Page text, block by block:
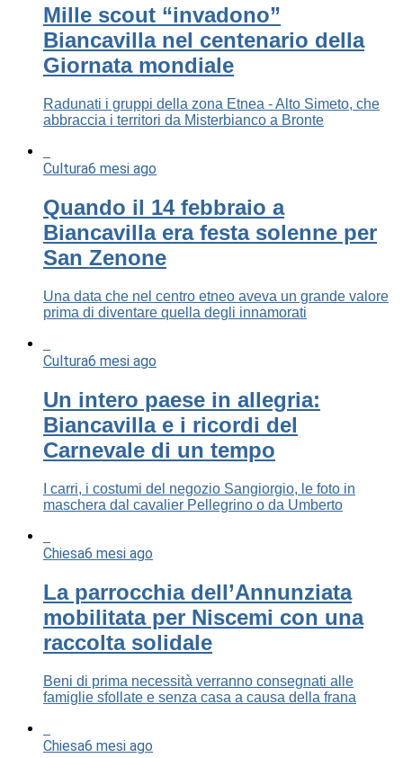
Mille scout “invadono”
Biancavilla nel centenario della
Giornata mondiale
Radunati i gruppi della zona Etnea - Alto Simeto, che
abbraccia i territori da Misterbianco a Bronte
Cultura6 mesi ago
Quando il 14 febbraio a
Biancavilla era festa solenne per
San Zenone
Una data che nel centro etneo aveva un grande valore
prima di diventare quella degli innamorati
Cultura6 mesi ago
Un intero paese in allegria:
Biancavilla e i ricordi del
Carnevale di un tempo
I carri, i costumi del negozio Sangiorgio, le foto in
maschera dal cavalier Pellegrino o da Umberto
Chiesa6 mesi ago
La parrocchia dell’Annunziata
mobilitata per Niscemi con una
raccolta solidale
Beni di prima necessità verranno consegnati alle
famiglie sfollate e senza casa a causa della frana
Chiesa6 mesi ago